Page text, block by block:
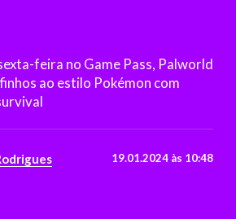
feira no Game Pass, Palworld
ao estilo Pokémon com
19.01.2024 às 10:48